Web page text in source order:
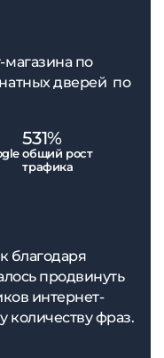
по
дверей по
531%
общий рост
трафика
благодаря
продвинуть
интернет-
количеству фраз.